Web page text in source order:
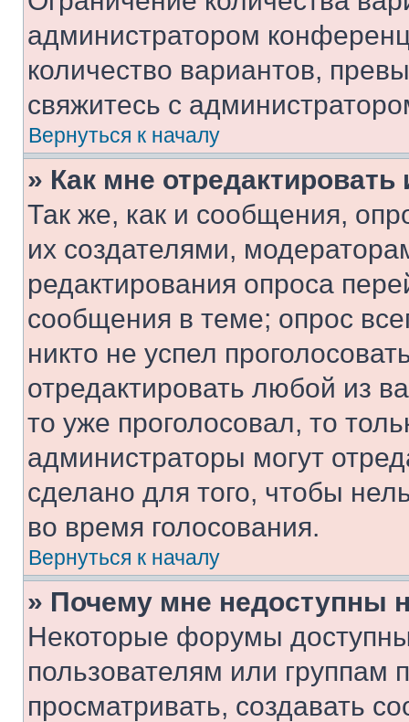
администратором
количество вариантов,
свяжитесь с
Вернуться к началу
» Как мне
Так же, как и сообщения,
их создателями,
редактирования опроса
сообщения в теме; опрос
никто не успел
отредактировать любой из
то уже проголосовал, то
администраторы могут
сделано для того, чтобы
во время голосования.
Вернуться к началу
» Почему мне недоступны
Некоторые форумы
пользователям или группам
просматривать, создавать